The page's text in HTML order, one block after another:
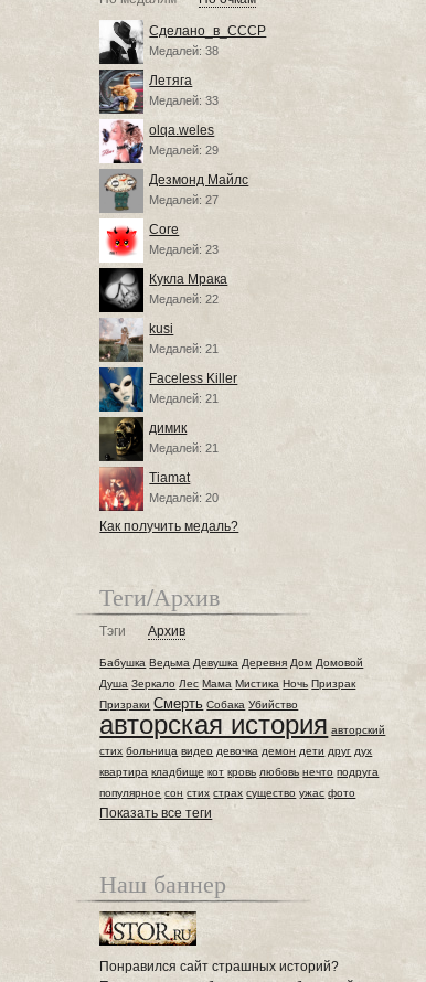
Сделано_в_СССР
Медалей: 38
Летяга
Медалей: 33
olqa.weles
Медалей: 29
Дезмонд Майлс
Медалей: 27
Core
Медалей: 23
Кукла Мрака
Медалей: 22
kusi
Медалей: 21
Faceless Killer
Медалей: 21
димик
Медалей: 21
Tiamat
Медалей: 20
Как получить медаль?
Теги/Архив
Тэги Архив
Бабушка Ведьма Девушка Деревня Дом Домовой
Душа Зеркало Лес Мама Мистика Ночь Призрак
Призраки Смерть Собака Убийство
авторская история авторский
стих больница видео девочка демон дети друг дух
квартира кладбище кот кровь любовь нечто подруга
популярное сон стих страх существо ужас фото
Показать все теги
Наш баннер
Понравился сайт страшных историй?